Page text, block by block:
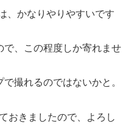
、かなりやりやすいです
で、この程度しか寄れませ
撮れるのではないかと。
おきましたので、よろし